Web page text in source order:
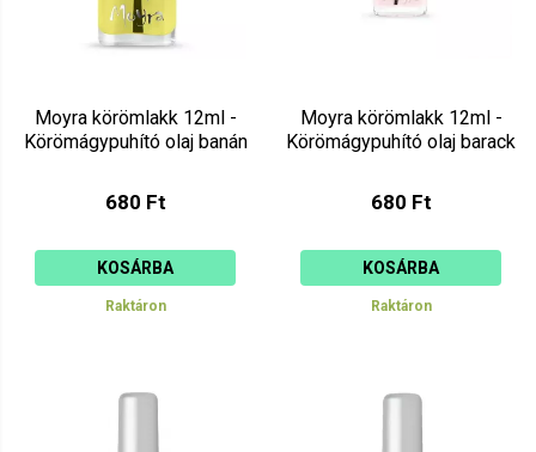
Moyra körömlakk 12ml -
Körömágypuhító olaj banán
680 Ft
KOSÁRBA
Raktáron
Moyra körömlakk 12ml -
Körömágypuhító olaj barack
680 Ft
KOSÁRBA
Raktáron